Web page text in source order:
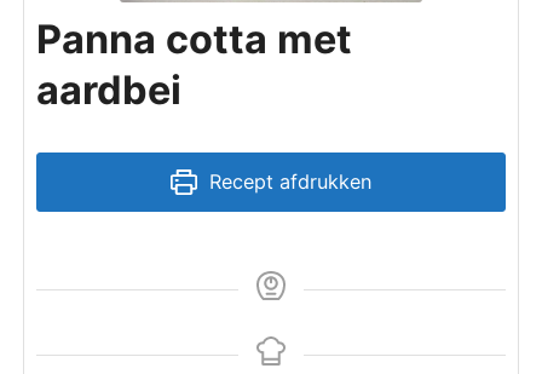
Panna cotta met
aardbei
Recept afdrukken